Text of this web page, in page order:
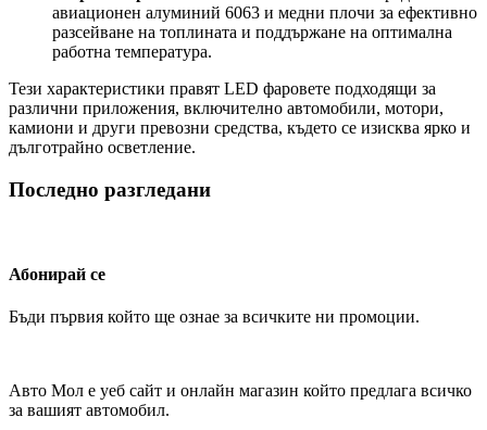
авиационен алуминий 6063 и медни плочи за ефективно
разсейване на топлината и поддържане на оптимална
работна температура.
Тези характеристики правят LED фаровете подходящи за
различни приложения, включително автомобили, мотори,
камиони и други превозни средства, където се изисква ярко и
дълготрайно осветление.
Последно разгледани
Абонирай се
Бъди първия който ще ознае за всичките ни промоции.
Авто Мол е уеб сайт и онлайн магазин който предлага всичко
за вашият автомобил.